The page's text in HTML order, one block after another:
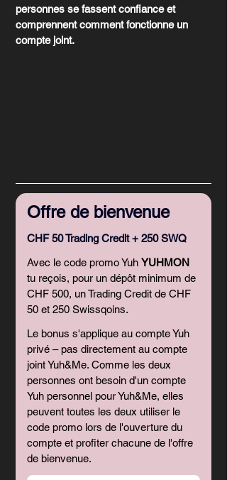
personnes se fassent confiance et
comprennent comment fonctionne un
compte joint.
Offre de bienvenue
CHF 50 Trading Credit + 250 SWQ
Avec le code promo Yuh YUHMON
tu reçois, pour un dépôt minimum de
CHF 500, un Trading Credit de CHF
50 et 250 Swissqoins.
Le bonus s'applique au compte Yuh
privé – pas directement au compte
joint Yuh&Me. Comme les deux
personnes ont besoin d'un compte
Yuh personnel pour Yuh&Me, elles
peuvent toutes les deux utiliser le
code promo lors de l'ouverture du
compte et profiter chacune de l'offre
de bienvenue.